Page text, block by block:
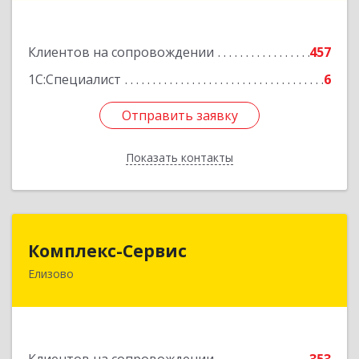
Клиентов на сопровождении
457
1С:Специалист
6
Отправить заявку
Показать контакты
Подробнее
Отправить заявку
Назад
Комплекс-Сервис
Елизово684000, Камчатский край, Елизовский р-н,